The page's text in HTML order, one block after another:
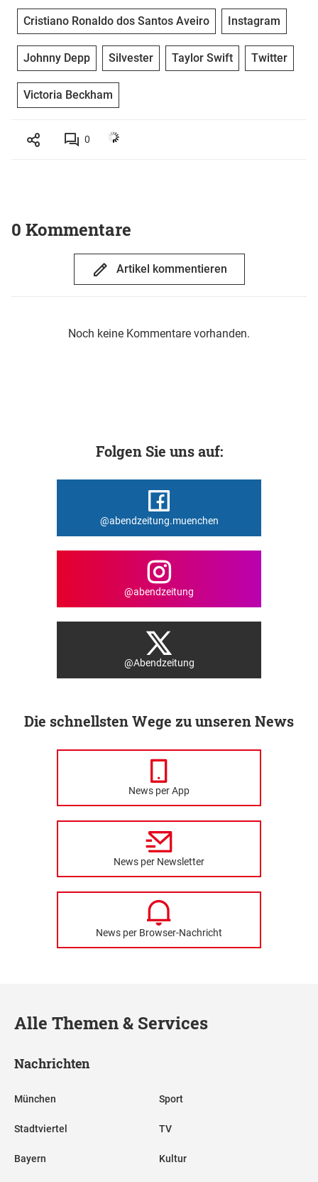
Cristiano Ronaldo dos Santos Aveiro Instagram
Johnny Depp Silvester Taylor Swift Twitter
Victoria Beckham
0
0 Kommentare
Artikel kommentieren
Noch keine Kommentare vorhanden.
Folgen Sie uns auf:
@abendzeitung.muenchen
@abendzeitung
@Abendzeitung
Die schnellsten Wege zu unseren News
News per App
News per Newsletter
News per Browser-Nachricht
Alle Themen & Services
Nachrichten
München
Stadtviertel
Bayern
Sport
TV
Kultur